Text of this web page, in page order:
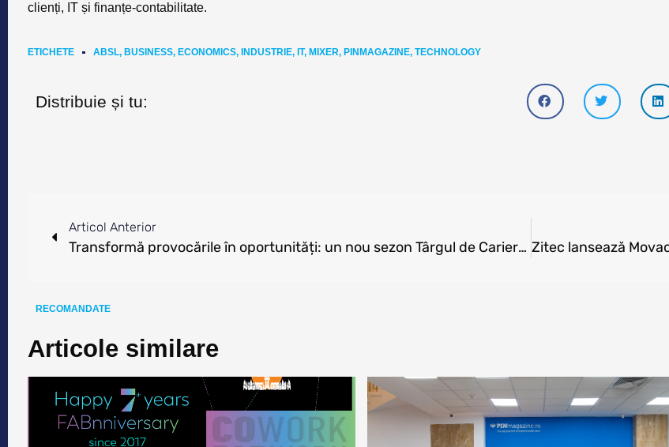
clienți, IT și finanțe-contabilitate.
ETICHETE ABSL, BUSINESS, ECONOMICS, INDUSTRIE, IT, MIXER, PINMAGAZINE, TECHNOLOGY
Distribuie și tu:
Articol Anterior
Transformă provocările în oportunități: un nou sezon Târgul de Cariere debutează în martie. Sunt așteptați 20.000 de candidați
RECOMANDATE
Articole similare